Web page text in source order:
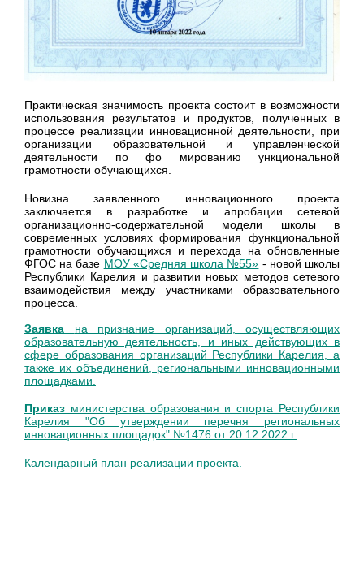
Практическая значимость проекта состоит в возможности
использования результатов и продуктов, полученных в
процессе реализации инновационной деятельности, при
организации образовательной и управленческой
деятельности по фо мированию ункциональной
грамотности обучающихся.
Новизна заявленного инновационного проекта
заключается в разработке и апробации сетевой
организационно-содержательной модели школы в
современных условиях формирования функциональной
грамотности обучающихся и перехода на обновленные
ФГОС на базе МОУ «Средняя школа №55» - новой школы
Республики Карелия и развитии новых методов сетевого
взаимодействия между участниками образовательного
процесса.
Заявка на признание организаций, осуществляющих
образовательную деятельность, и иных действующих в
сфере образования организаций Республики Карелия, а
также их объединений, региональными инновационными
площадками.
Приказ министерства образования и спорта Республики
Карелия "Об утверждении перечня региональных
инновационных площадок" №1476 от 20.12.2022 г.
Календарный план реализации проекта.